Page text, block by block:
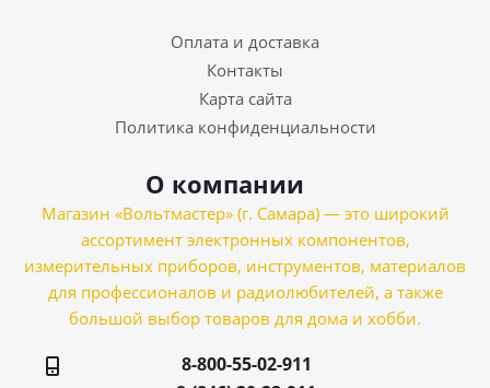
Оплата и доставка
Контакты
Карта сайта
Политика конфиденциальности
О компании
Магазин «Вольтмастер» (г. Самара) — это широкий
ассортимент электронных компонентов,
измерительных приборов, инструментов, материалов
для профессионалов и радиолюбителей, а также
большой выбор товаров для дома и хобби.
8-800-55-02-911